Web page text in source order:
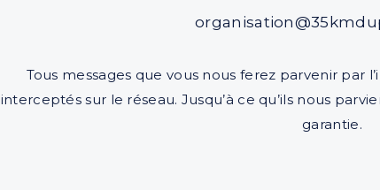
Tous messages que vous nous ferez parvenir par
interceptés sur le réseau. Jusqu’à ce qu’ils nous
garantie.